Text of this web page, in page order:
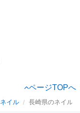
ページTOPへ
ネイル 長崎県のネイル